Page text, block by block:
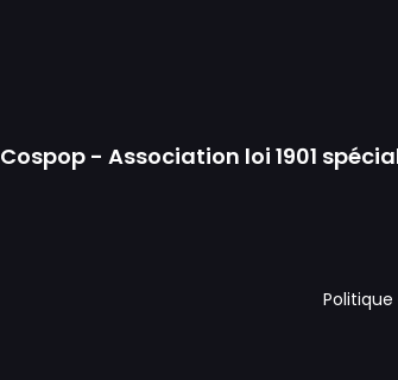
Cospop - Association loi 1901
Politique